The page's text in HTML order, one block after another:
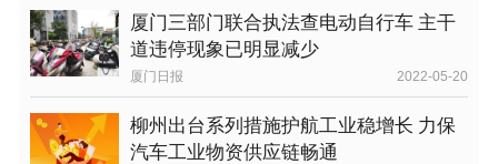
厦门三部门联合执法查电动自行车 主干
道违停现象已明显减少
厦门日报 2022-05-20
柳州出台系列措施护航工业稳增长 力保
汽车工业物资供应链畅通